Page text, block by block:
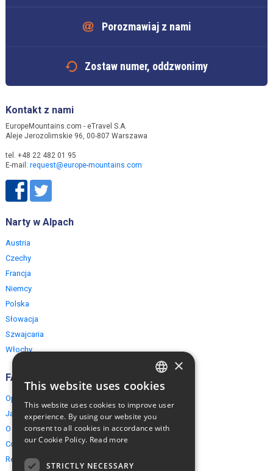
Porozmawiaj z nami
Zostaw numer, oddzwonimy
Kontakt z nami
EuropeMountains.com - eTravel S.A.
Aleje Jerozolimskie 96, 00-807 Warszawa
tel. +48 22 482 01 95
E-mail: request@europe-mountains.com
Narty w Alpach
Austria
Czechy
Francja
Niemcy
Polska
Słowacja
Szwajcaria
Włochy
FAQ
Opinie naszych klientów
Jak rezerwować?
O EuropeMountains.com
Cookies, Prywatność, Bezpieczeństwo
Regulamin
ENGLISH
×
This website uses cookies
This website uses cookies to improve user
experience. By using our website you
consent to all cookies in accordance with
our Cookie Policy. Read more
STRICTLY NECESSARY